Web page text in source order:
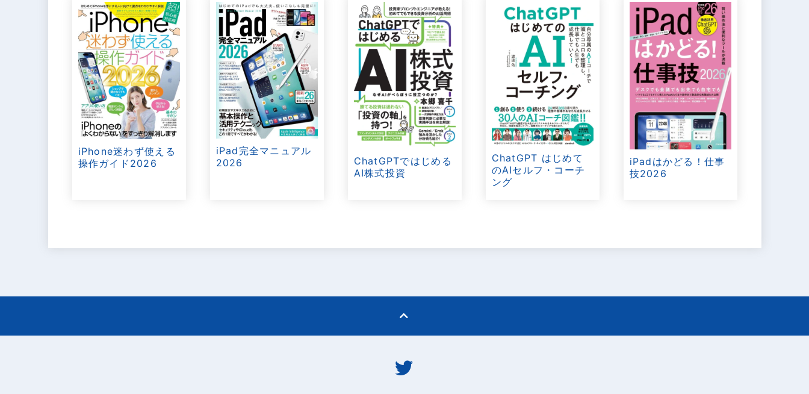
iPhone迷わず使える
操作ガイド2026
iPad完全マニュアル
2026
ChatGPTではじめる
AI株式投資
ChatGPT はじめて
のAIセルフ・コーチ
ング
iPadはかどる！仕事
技2026